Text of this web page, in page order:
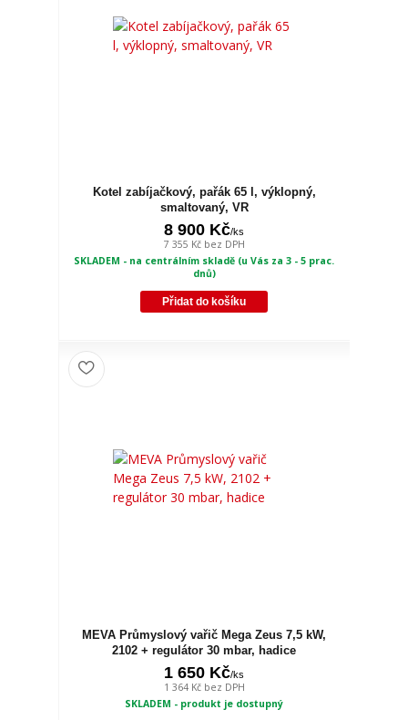
Kotel zabíjačkový, pařák 65 l, výklopný,
smaltovaný, VR
8 900 Kč/ks
7 355 Kč bez DPH
SKLADEM - na centrálním skladě (u Vás za 3 - 5 prac.
dnů)
Přidat do košíku
MEVA Průmyslový vařič Mega Zeus 7,5 kW,
2102 + regulátor 30 mbar, hadice
1 650 Kč/ks
1 364 Kč bez DPH
SKLADEM - produkt je dostupný